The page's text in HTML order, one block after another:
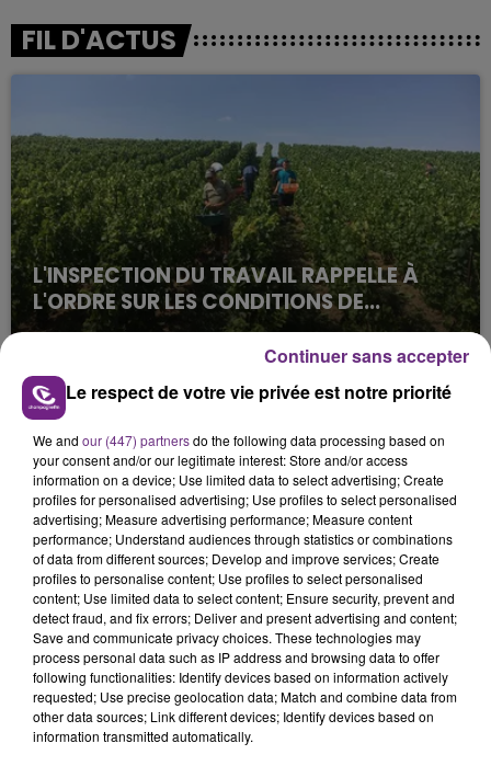
FIL D'ACTUS
L'INSPECTION DU TRAVAIL RAPPELLE À
L'ORDRE SUR LES CONDITIONS DE...
Alors que les dates de début des vendange 2026
s'est avéré être plus précoce que prévu,
l'inspection du Travail en profite pour rappeler
les conditions de...
UN FEU DE REMORQUE BLOQUE LA
CIRCULATION DANS LES ARDENNES
Un feu de remorque s'est déclaré ce mercredi en
fin de matinée sur l'A34.
TITRES DIFFUSÉS
15h38
15h38
Le respect de votre vie privée est notre priorité
We and our (447) partnersdo the following data processing based on
your consent and/or our legitimate interest: Store and/or access
information on a device; Use limited data to select advertising; Create
profiles for personalised advertising; Use profiles to select personalised
advertising; Measure advertising performance; Measure content
performance; Understand audiences through statistics or combinations
of data from different sources; Develop and improve services; Create
profiles to personalise content; Use profiles to select personalised
content; Use limited data to select content; Ensure security, prevent and
detect fraud, and fix errors; Deliver and present advertising and content;
Save and communicate privacy choices. These technologies may
process personal data such as IP address and browsing data to offer
following functionalities: Identify devices based on information actively
requested; Use precise geolocation data; Match and combine data from
other data sources; Link different devices; Identify devices based on
information transmitted automatically.
Continuer sans accepter